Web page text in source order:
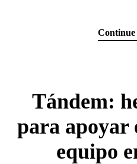
Tándem:
para apoyar
equipo